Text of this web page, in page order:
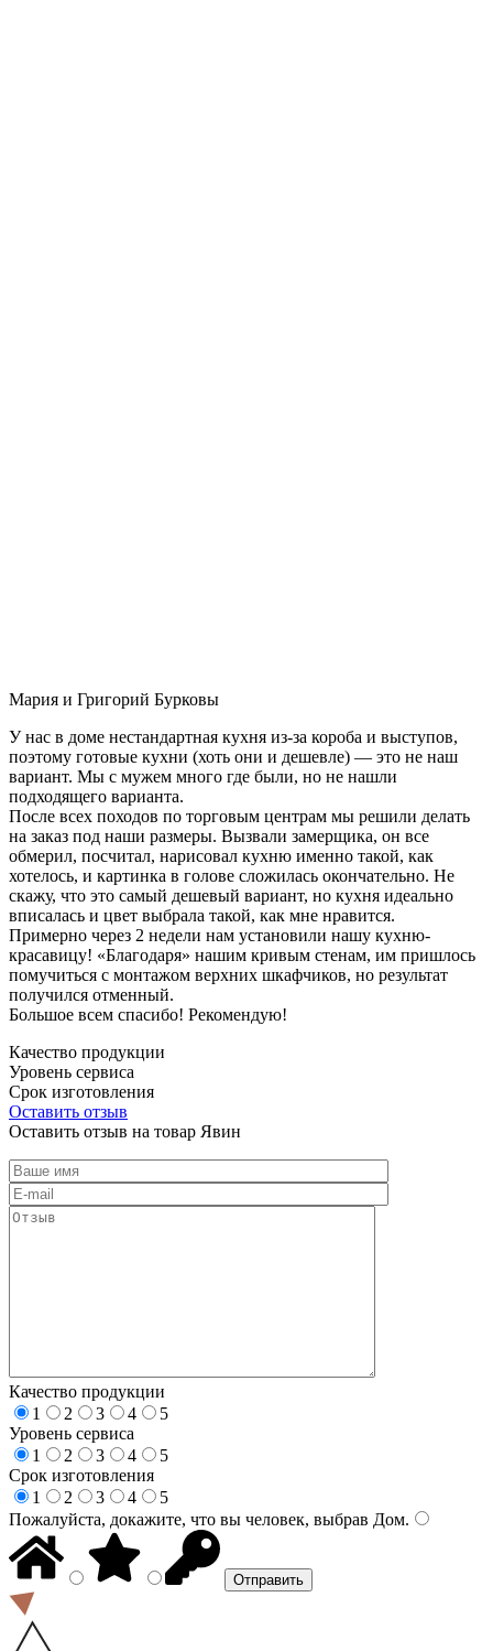
Мария и Григорий Бурковы
У нас в доме нестандартная кухня из-за короба и выступов,
поэтому готовые кухни (хоть они и дешевле) — это не наш
вариант. Мы с мужем много где были, но не нашли
подходящего варианта.
После всех походов по торговым центрам мы решили делать
на заказ под наши размеры. Вызвали замерщика, он все
обмерил, посчитал, нарисовал кухню именно такой, как
хотелось, и картинка в голове сложилась окончательно. Не
скажу, что это самый дешевый вариант, но кухня идеально
вписалась и цвет выбрала такой, как мне нравится.
Примерно через 2 недели нам установили нашу кухню-
красавицу! «Благодаря» нашим кривым стенам, им пришлось
помучиться с монтажом верхних шкафчиков, но результат
получился отменный.
Большое всем спасибо! Рекомендую!
Качество продукции
Уровень сервиса
Срок изготовления
Оставить отзыв
Оставить отзыв на товар Явин
Качество продукции
1
2 3 4
5
Уровень сервиса
1
2 3 4
5
Срок изготовления
1
2 3 4
5
Пожалуйста, докажите, что вы человек, выбрав Дом.